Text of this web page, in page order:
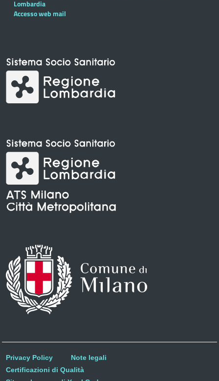
Lombardia
Accesso web mail
Privacy Policy
Note legali
Certificazioni di Qualità